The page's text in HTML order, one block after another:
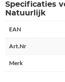
Specificaties
Natuurlijk
EAN
Art.Nr
Merk